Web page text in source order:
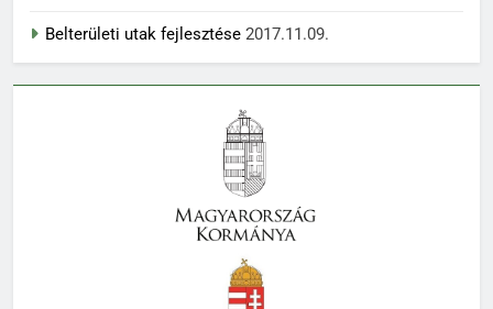
Belterületi utak fejlesztése 2017.11.09.